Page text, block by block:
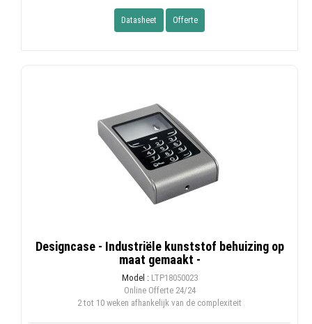
Datasheet Offerte
Designcase - Industriële kunststof behuizing op
maat gemaakt -
Model : LTP18050023
Online Offerte24/24
2 tot 10 weken afhankelijk van de complexiteit